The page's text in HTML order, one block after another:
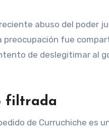
abuso del poder
fue
de deslegitimar al
filtrada
de Curruchiche es